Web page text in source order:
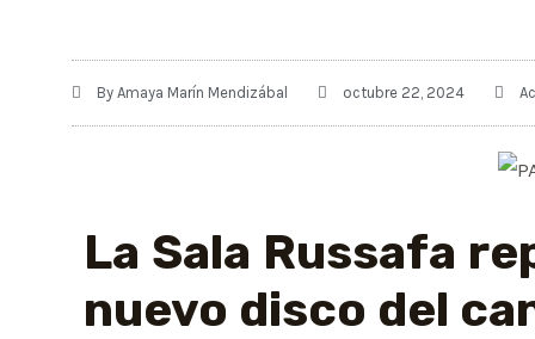
By Amaya Marín Mendizábal octubre 22, 2024
La Sala Russafa
nuevo disco del